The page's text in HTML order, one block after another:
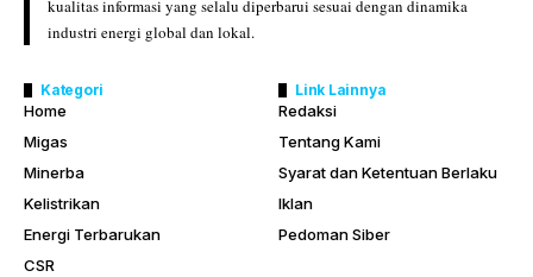
kualitas informasi yang selalu diperbarui sesuai dengan dinamika
industri energi global dan lokal.
Kategori
Home
Migas
Minerba
Kelistrikan
Energi Terbarukan
CSR
Link Lainnya
Redaksi
Tentang Kami
Syarat dan Ketentuan Berlaku
Iklan
Pedoman Siber